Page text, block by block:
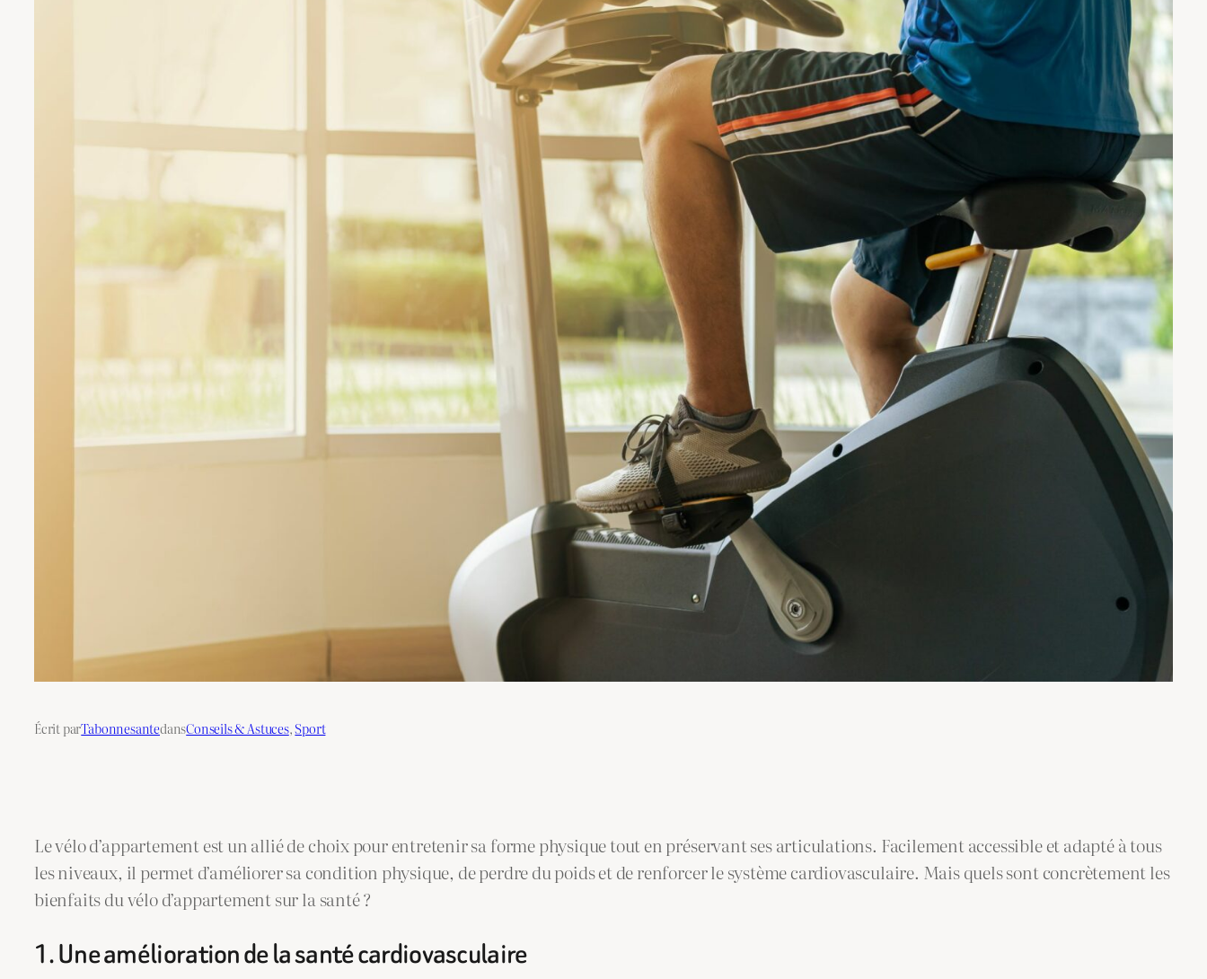
Écrit parTabonnesantedansConseils & Astuces, Sport
Le vélo d’appartement est un allié de choix pour entretenir sa forme physique tout en préservant ses articulations. Facilement accessible et adapté à tous
les niveaux, il permet d’améliorer sa condition physique, de perdre du poids et de renforcer le système cardiovasculaire. Mais quels sont concrètement les
bienfaits du vélo d’appartement sur la santé ?
1. Une amélioration de la santé cardiovasculaire